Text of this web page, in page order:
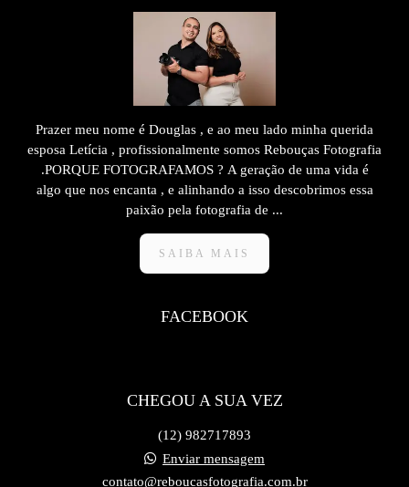
Prazer meu nome é Douglas , e ao meu lado minha querida
esposa Letícia , profissionalmente somos Rebouças Fotografia
.PORQUE FOTOGRAFAMOS ? A geração de uma vida é
algo que nos encanta , e alinhando a isso descobrimos essa
paixão pela fotografia de ...
SAIBA MAIS
FACEBOOK
CHEGOU A SUA VEZ
(12) 982717893
Enviar mensagem
contato@reboucasfotografia.com.br